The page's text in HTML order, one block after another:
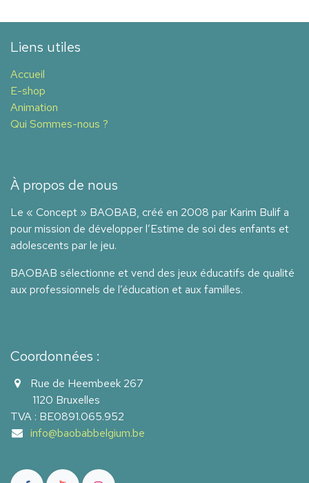
Liens utiles
Accueil
E-shop
Animation
Qui Sommes-nous ?
À propos de nous
Le « Concept » BAOBAB, créé en 2008 par Karim Bulif a
pour mission de développer l’Estime de soi des enfants et
adolescents par le jeu.
BAOBAB sélectionne et vend des jeux éducatifs de qualité
aux professionnels de l’éducation et aux familles.
Coordonnées :
Rue de Heembeek 267
1120 Bruxelles
TVA : BE0891.065.952
info@baobabbelgium.be